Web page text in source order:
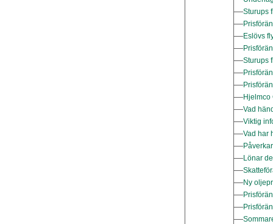
Sturups
Eslövs
Sturups
Hjelmco
Vad
Viktig
Vad har
Lönar
Ny